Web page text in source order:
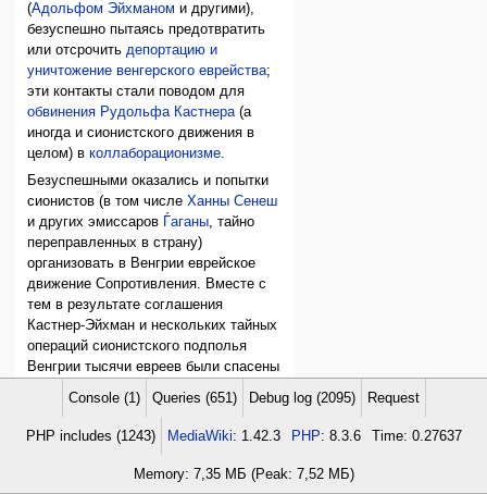
(Адольфом Эйхманом и другими),
безуспешно пытаясь предотвратить
или отсрочитьдепортацию и
уничтожение венгерского еврейства;
эти контакты стали поводом для
обвинения Рудольфа Кастнера(а
иногда и сионистского движения в
целом) вколлаборационизме.
Безуспешными оказались и попытки
сионистов (в том числеХанны Сенеш
и других эмиссаров
Ѓаганы, тайно
переправленных в страну)
организовать в Венгрии еврейское
движение Сопротивления. Вместе с
тем в результате соглашения
Кастнер-Эйхман и нескольких тайных
операций сионистского подполья
Венгрии тысячи евреев были спасены
После освобождения страны от
нацизмаСионистская организация
Венгрии была восстановлена; сотни
венгерских евреев (главным образом
Console (1) Queries (651) Debug log (2095) Request
PHP includes (1243) MediaWiki: 1.42.3 PHP: 8.3.6 Time: 0.27637
Memory: 7,35 МБ (Peak: 7,52 МБ)